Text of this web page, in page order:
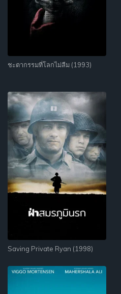
ชะตากรรมที่โลกไม่ลืม (1993)
Saving Private Ryan (1998)